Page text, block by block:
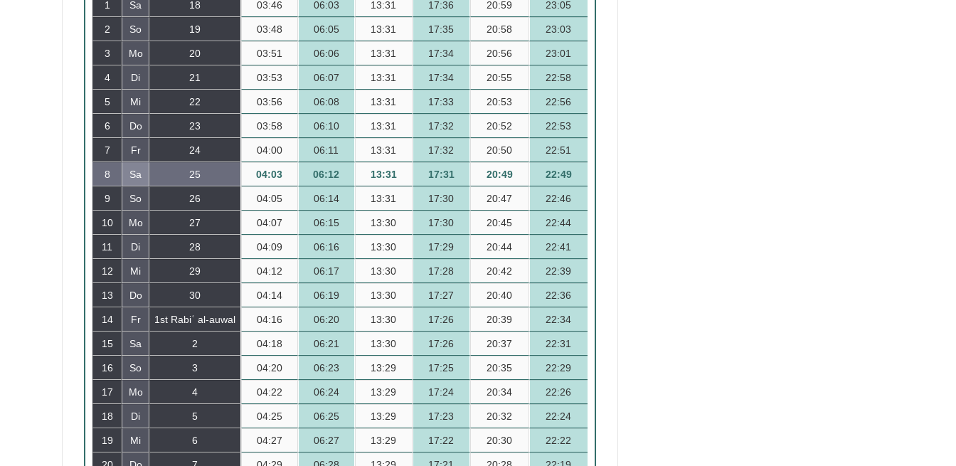
1 Sa 18
2 So 19
3 Mo 20
4 Di 21
5 Mi 22
6 Do 23
7 Fr 24
8 Sa 25
9 So 26
10 Mo 27
11 Di 28
12 Mi 29
13 Do 30
14 Fr 1st Rabiʿ al-auwal
15 Sa 2
16 So 3
17 Mo 4
18 Di 5
19 Mi 6
03:46 06:03 13:31 17:36 20:59 23:05
03:48 06:05 13:31 17:35 20:58 23:03
03:51 06:06 13:31 17:34 20:56 23:01
03:53 06:07 13:31 17:34 20:55 22:58
03:56 06:08 13:31 17:33 20:53 22:56
03:58 06:10 13:31 17:32 20:52 22:53
04:00 06:11 13:31 17:32 20:50 22:51
04:03 06:12 13:31 17:31 20:49 22:49
04:05 06:14 13:31 17:30 20:47 22:46
04:07 06:15 13:30 17:30 20:45 22:44
04:09 06:16 13:30 17:29 20:44 22:41
04:12 06:17 13:30 17:28 20:42 22:39
04:14 06:19 13:30 17:27 20:40 22:36
04:16 06:20 13:30 17:26 20:39 22:34
04:18 06:21 13:30 17:26 20:37 22:31
04:20 06:23 13:29 17:25 20:35 22:29
04:22 06:24 13:29 17:24 20:34 22:26
04:25 06:25 13:29 17:23 20:32 22:24
04:27 06:27 13:29 17:22 20:30 22:22